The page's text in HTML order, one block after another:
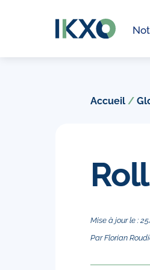
Accueil /
Mise à jour le : 25
ParFlorian